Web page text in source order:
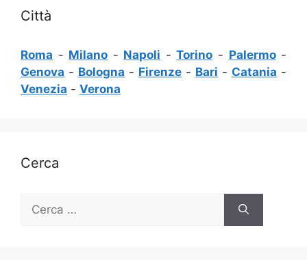
Città
Roma - Milano - Napoli -Torino - Palermo-
Genova - Bologna - Firenze - Bari - Catania -
Venezia - Verona
Cerca
per: